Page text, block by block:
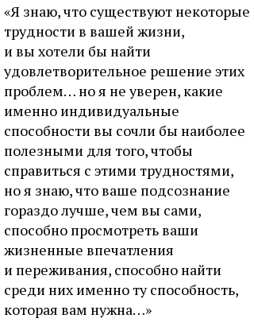
«Я знаю, что существуют некоторые
трудности в вашей жизни,
и вы хотели бы найти
удовлетворительное решение этих
проблем… но я не уверен, какие
именно индивидуальные
способности вы сочли бы наиболее
полезными для того, чтобы
справиться с этими трудностями,
но я знаю, что ваше подсознание
гораздо лучше, чем вы сами,
способно просмотреть ваши
жизненные впечатления
и переживания, способно найти
среди них именно ту способность,
которая вам нужна…»